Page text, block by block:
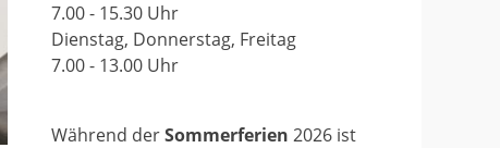
7.00 - 15.30 Uhr
Dienstag, Donnerstag, Freitag
7.00 - 13.00 Uhr
Während derSommerferien 2026 ist